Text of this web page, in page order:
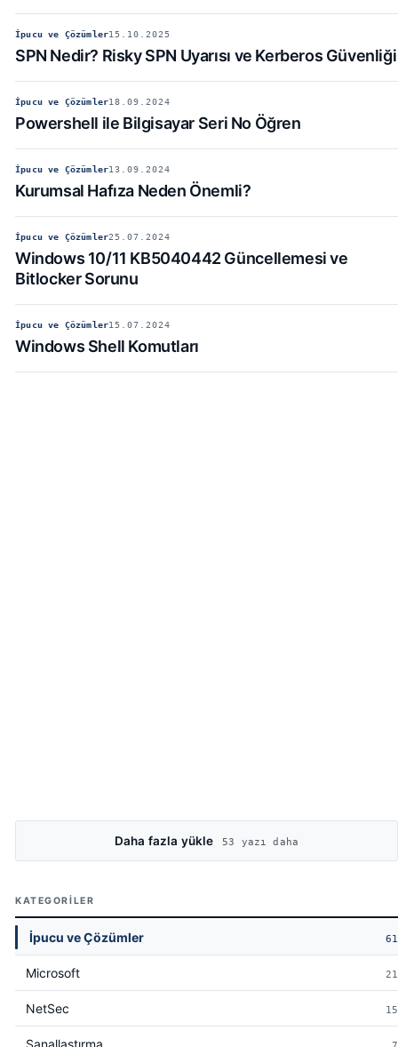
İpucu ve Çözümler15.10.2025
SPN Nedir? Risky SPN Uyarısı ve Kerberos Güvenliği
İpucu ve Çözümler18.09.2024
Powershell ile Bilgisayar Seri No Öğren
İpucu ve Çözümler13.09.2024
Kurumsal Hafıza Neden Önemli?
İpucu ve Çözümler25.07.2024
Windows 10/11 KB5040442 Güncellemesi ve
Bitlocker Sorunu
İpucu ve Çözümler15.07.2024
Windows Shell Komutları
Daha fazla yükle 53 yazı daha
KATEGORILER
İpucu ve Çözümler 61
Microsoft 21
NetSec 15
Sanallaştırma